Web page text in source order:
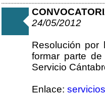
24/05/2012
Resolución
formar parte
Servicio
Enlace: